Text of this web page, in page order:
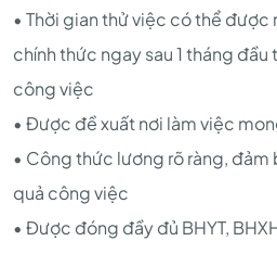
• Thời gian thử việc có thể được
chính thức ngay sau 1 tháng
công việc
• Được đề xuất nơi làm việc
• Công thức lương rõ ràng,
quả công việc
• Được đóng đầy đủ BHYT,